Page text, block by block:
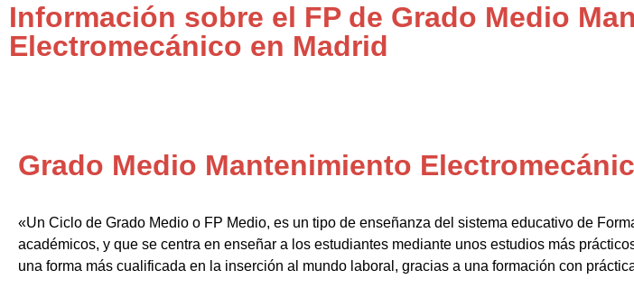
Información sobre el FP de Grado Medio
Electromecánico en Madrid
Grado Medio Mantenimiento
«Un Ciclo de Grado Medio o FP Medio, es un tipo de enseñanza del sistema educativo de
académicos, y que se centra en enseñar a los estudiantes mediante unos estudios más
una forma más cualificada en la inserción al mundo laboral, gracias a una formación con